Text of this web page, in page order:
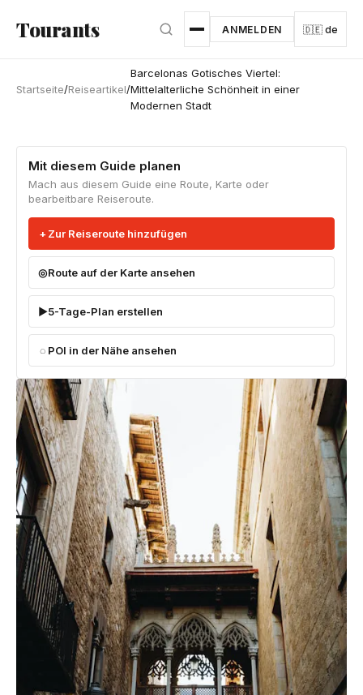
Tourants ANMELDEN 🇩🇪 de
Startseite/Reiseartikel/
Barcelonas Gotisches Viertel:
Mittelalterliche Schönheit in einer
Modernen Stadt
Mit diesem Guide planen
Mach aus diesem Guide eine Route, Karte oder
bearbeitbare Reiseroute.
Zur Reiseroute hinzufügen
Route auf der Karte ansehen
5-Tage-Plan erstellen
POI in der Nähe ansehen